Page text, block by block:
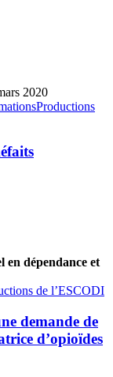
2020
Productions
en dépendance et
de l’ESCODI
demande de
d’opioïdes